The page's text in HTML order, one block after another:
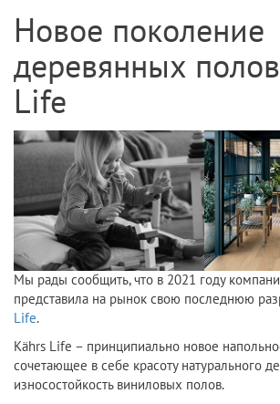
Новое поколение
деревянных
Life
Мы рады сообщить, что в 2021 году
представила на рынок свою последнюю
Life.
Kährs Life – принципиально новое
сочетающее в себе красоту натурального
износостойкость виниловых полов.